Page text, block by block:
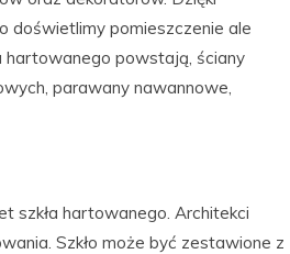
doświetlimy pomieszczenie ale
hartowanego powstają, ściany
parawany nawannowe,
szkła hartowanego. Architekci
Szkło może być zestawione z